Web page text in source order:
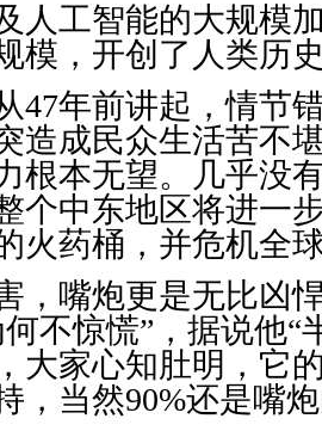
人工智能的大规模
模，开创了人类历
47年前讲起，情节
造成民众生活苦不
根本无望。几乎没
个中东地区将进一
火药桶，并危机全
，嘴炮更是无比凶
不惊慌”，据说他“
大家心知肚明，它
，当然90%还是嘴